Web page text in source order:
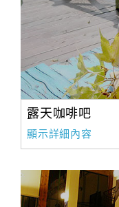
露天咖啡吧
顯示詳細內容